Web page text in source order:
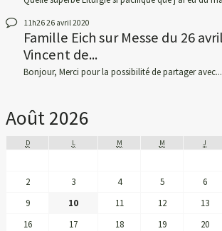
11h2626 avril 2020
Famille EichsurMesse du 26
Vincent de...
Bonjour, Merci pour la possibilité de partager avec...
Août 2026
D L M M J
2
3 4 5 6
9
10 11 12 13
16
17 18 19 20